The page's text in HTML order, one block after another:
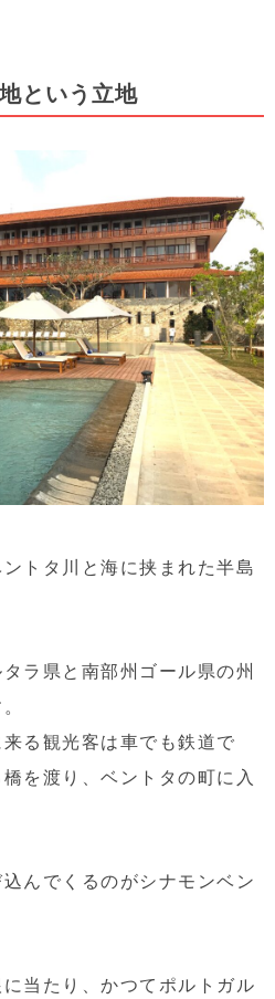
という立地
トタ川と海に挟まれた半島
ラ県と南部州ゴール県の州
る観光客は車でも鉄道で
を渡り、ベントタの町に入
んでくるのがシナモンベン
当たり、かつてポルトガル